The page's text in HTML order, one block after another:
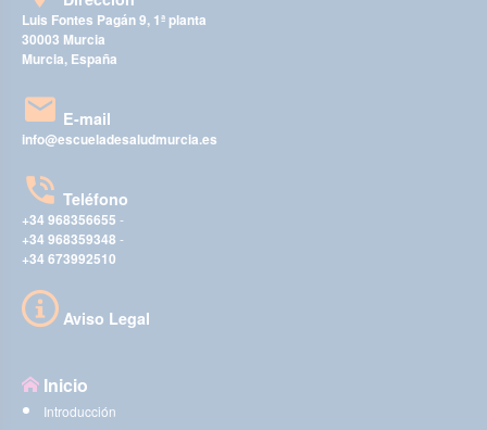
Luis Fontes Pagán 9, 1ª planta
30003 Murcia
Murcia, España
E-mail
info@escueladesaludmurcia.es
Teléfono
+34 968356655 -
+34 968359348 -
+34 673992510
Aviso Legal
Inicio
Introducción